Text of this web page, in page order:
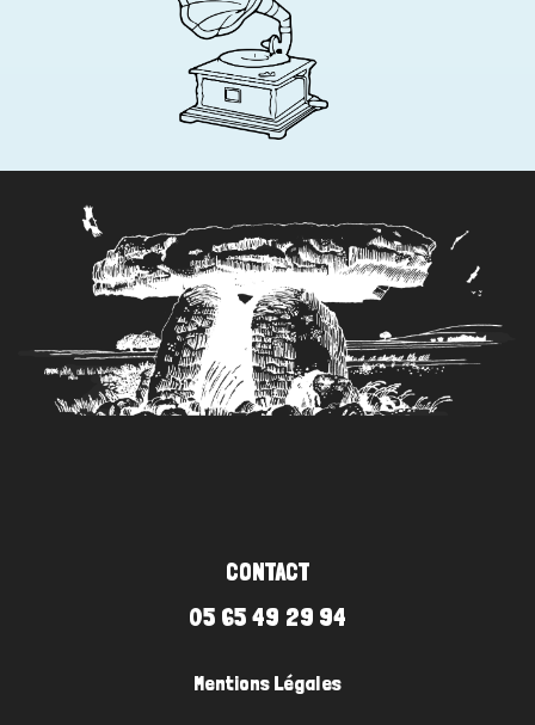
CONTACT
05 65 49 29 94
Mentions Légales